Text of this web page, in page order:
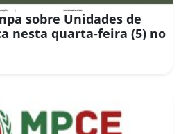
sobre Unidades de
nesta quarta-feira (5) no